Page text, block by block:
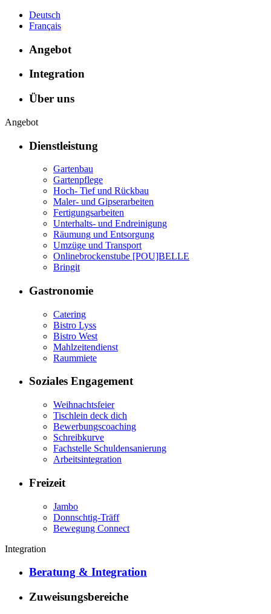
Deutsch
Français
Angebot
Integration
Über uns
Angebot
Dienstleistung
Gartenbau
Gartenpflege
Hoch- Tief und Rückbau
Maler- und Gipserarbeiten
Fertigungsarbeiten
Unterhalts- und Endreinigung
Räumung und Entsorgung
Umzüge und Transport
Onlinebrockenstube [POU]BELLE
Bringit
Gastronomie
Catering
Bistro Lyss
Bistro West
Mahlzeitendienst
Raummiete
Soziales Engagement
Weihnachtsfeier
Tischlein deck dich
Bewerbungscoaching
Schreibkurve
Fachstelle Schuldensanierung
Arbeitsintegration
Freizeit
Jambo
Donnschtig-Träff
Bewegung Connect
Integration
Beratung & Integration
Zuweisungsbereiche